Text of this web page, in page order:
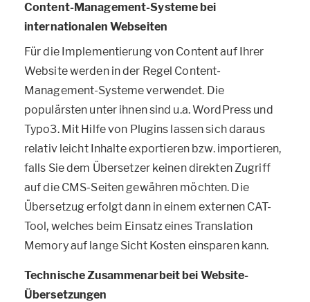
Content-Management-Systeme bei
internationalen Webseiten
Für die Implementierung von Content auf Ihrer
Website werden in der Regel Content-
Management-Systeme verwendet. Die
populärsten unter ihnen sind u.a. WordPress und
Typo3. Mit Hilfe von Plugins lassen sich daraus
relativ leicht Inhalte exportieren bzw. importieren,
falls Sie dem Übersetzer keinen direkten Zugriff
auf die CMS-Seiten gewähren möchten. Die
Übersetzug erfolgt dann in einem externen CAT-
Tool, welches beim Einsatz eines Translation
Memory auf lange Sicht Kosten einsparen kann.
Technische Zusammenarbeit bei Website-
Übersetzungen